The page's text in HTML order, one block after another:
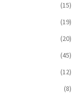
(15)
(19)
(20)
(45)
(12)
(8)